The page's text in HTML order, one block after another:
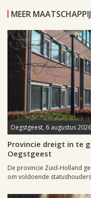
MEER MAATSCHAPPIJ
Oegstgeest, 6 augustus
Provincie dreigt in te
Oegstgeest
De provincie Zuid-Holland
om voldoende